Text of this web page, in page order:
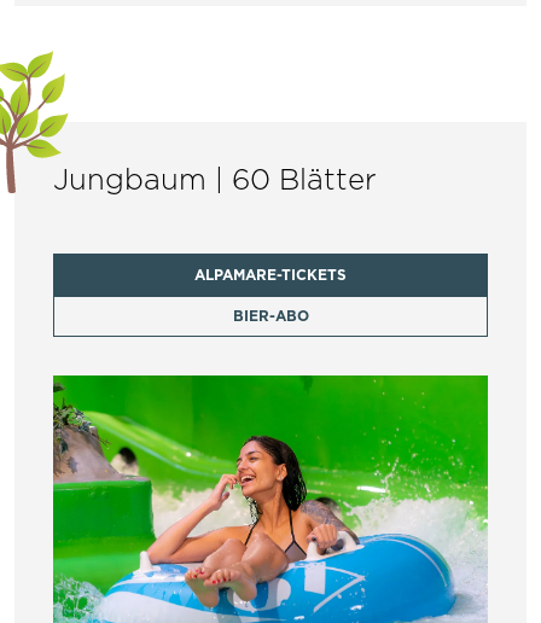
Jungbaum | 60 Blätter
ALPAMARE-TICKETS
BIER-ABO